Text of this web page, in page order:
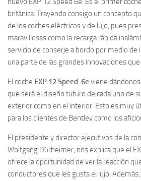
británica. Trayendo consigo un concepto
de los coches eléctricos y de lujo, pues
maravillosas como la recarga rápida
servicio de conserje a bordo por medio de
una parte de las grandes innovaciones
El coche EXP 12 Speed 6e viene
que será el diseño futuro de cada uno de
exterior como en el interior. Esto es muy
para los clientes de Bentley como los
El presidente y director ejecutivos de la
Wolfgang Dürheimer, nos explica que el
ofrece la oportunidad de ver la reacción
conductores que les gusta el lujo.